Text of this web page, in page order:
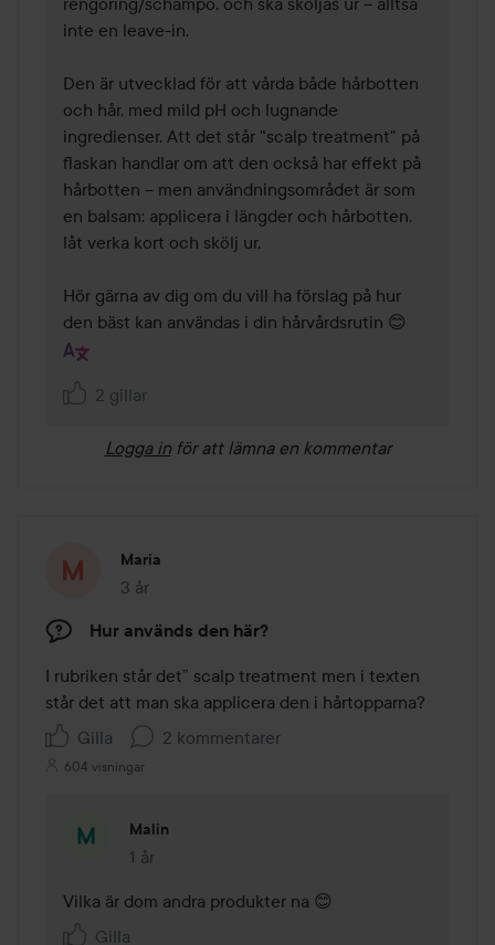
inte en leave-in.
Den är utvecklad för att vårda både hårbotten
och hår, med mild pH och lugnande
ingredienser. Att det står "scalp treatment" på
flaskan handlar om att den också har effekt på
hårbotten – men användningsområdet är som
en balsam: applicera i längder och hårbotten,
låt verka kort och skölj ur.
Hör gärna av dig om du vill ha förslag på hur
den bäst kan användas i din hårvårdsrutin 😊
2 gillar
Logga in för att lämna en kommentar
Maria
3 år
Inlägget skapades 3 år
Hur används den här?
I rubriken står det” scalp treatment men i texten
står det att man ska applicera den i hårtopparna?
Gilla
2 kommentarer
604 visningar
Malin
1 år
Kommentaren lades 1 år
Vilka är dom andra produkter na 😊
Gilla